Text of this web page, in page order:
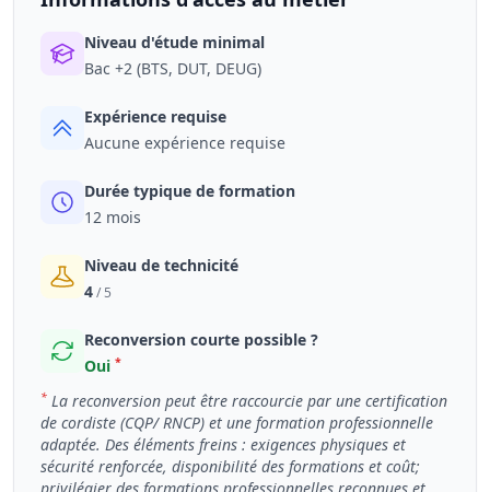
Niveau d'étude minimal
Bac +2 (BTS, DUT, DEUG)
Expérience requise
Aucune expérience requise
Durée typique de formation
12 mois
Niveau de technicité
4/ 5
Reconversion courte possible ?
Oui *
* La reconversion peut être raccourcie par une certification
de cordiste (CQP/ RNCP) et une formation professionnelle
adaptée. Des éléments freins : exigences physiques et
sécurité renforcée, disponibilité des formations et coût;